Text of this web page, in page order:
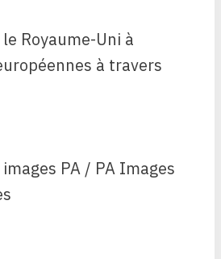
Royaume-Uni à
à travers
PA / PA Images